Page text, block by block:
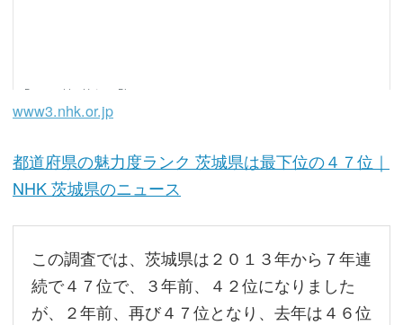
www3.nhk.or.jp
都道府県の魅力度ランク 茨城県は最下位の４７位｜
NHK 茨城県のニュース
この調査では、茨城県は２０１３年から７年連
続で４７位で、３年前、４２位になりました
が、２年前、再び４７位となり、去年は４６位